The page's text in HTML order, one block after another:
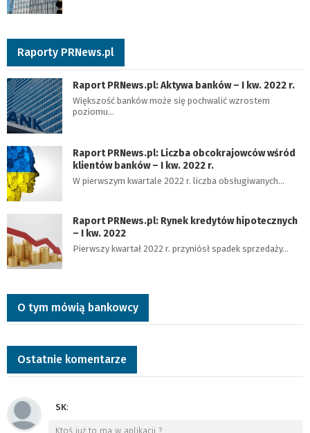
Raporty PRNews.pl
Raport PRNews.pl: Aktywa banków – I kw. 2022 r.
Większość banków może się pochwalić wzrostem
poziomu…
Raport PRNews.pl: Liczba obcokrajowców wśród
klientów banków – I kw. 2022 r.
W pierwszym kwartale 2022 r. liczba obsługiwanych…
Raport PRNews.pl: Rynek kredytów hipotecznych
– I kw. 2022
Pierwszy kwartał 2022 r. przyniósł spadek sprzedaży…
O tym mówią bankowcy
Ostatnie komentarze
SK:
Ktoś już to ma w aplikacji ? …